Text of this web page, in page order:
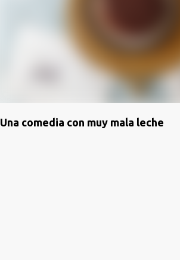
Una comedia con muy mala leche